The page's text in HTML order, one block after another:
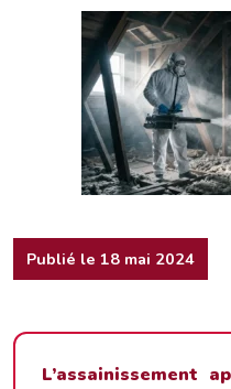
Publié le 18 mai 2024
L’assainissement